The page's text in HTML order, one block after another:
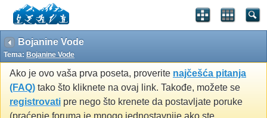
Bojanine Vode
Tema: Bojanine Vode
Ako je ovo vaša prva poseta, proverite najčešća pitanja
(FAQ) tako što kliknete na ovaj link. Takođe, možete se
registrovati pre nego što krenete da postavljate poruke